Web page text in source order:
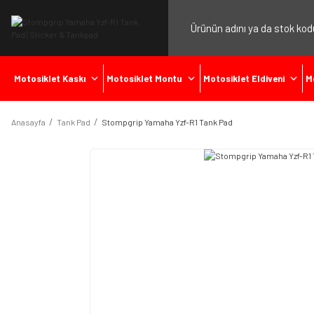
Motosiklet Kaskı Motosiklet Montu Motosiklet Eldiveni
Anasayfa Tank Pad Stompgrip Yamaha Yzf-R1 Tank Pad